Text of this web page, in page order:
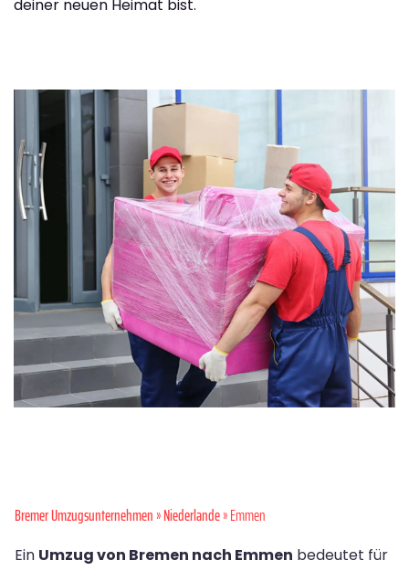
deiner neuen Heimat bist.
Bremer Umzugsunternehmen»Niederlande» Emmen
Ein Umzug von Bremen nach Emmen bedeutet für